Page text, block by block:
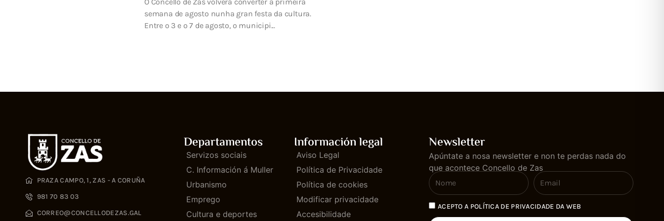
semana de agosto nunha gran festa da cultura.
Entre o 3 e o 7 de agosto, o municipi...
PRAZA CAMPO, 1, ZAS - A CORUÑA
981 70 83 03
CORREO@CONCELLODEZAS.GAL
Departamentos
Servizos sociais
C. Información á Muller
Urbanismo
Emprego
Cultura e deportes
Información legal
Aviso Legal
Política de Privacidade
Política de cookies
Modificar privacidade
Accesibilidade
Newsletter
Apúntate a nosa newsletter e non te perdas nada do
que acontece Concello de Zas
ACEPTO A POLÍTICA DE PRIVACIDADE DA WEB